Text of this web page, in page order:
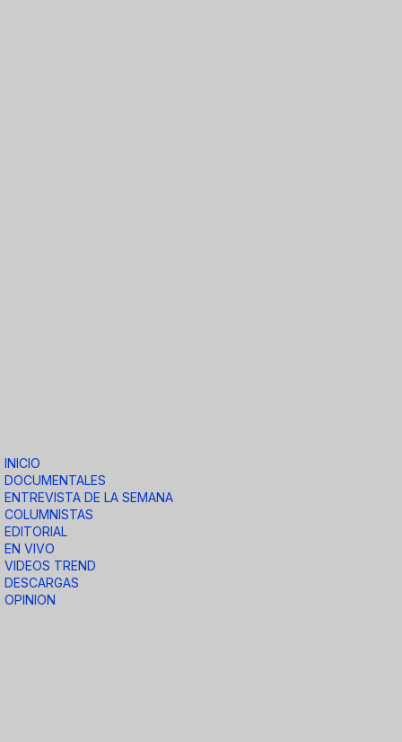
INICIO
DOCUMENTALES
ENTREVISTA DE LA SEMANA
COLUMNISTAS
EDITORIAL
EN VIVO
VIDEOS TREND
DESCARGAS
OPINION